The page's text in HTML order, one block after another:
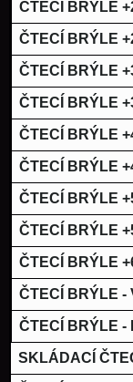
ČTECÍ BRÝLE
ČTECÍ BRÝLE
ČTECÍ BRÝLE
ČTECÍ BRÝLE
ČTECÍ BRÝLE
ČTECÍ BRÝLE
ČTECÍ BRÝLE
ČTECÍ BRÝLE
ČTECÍ BRÝLE
ČTECÍ BRÝLE -
ČTECÍ BRÝLE -
SKLÁDACÍ